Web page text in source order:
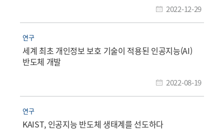
2022-12-29
연구
세계 최초 개인정보 보호 기술이 적용된 인공지능(AI)
반도체 개발
2022-08-19
연구
KAIST, 인공지능 반도체 생태계를 선도하다